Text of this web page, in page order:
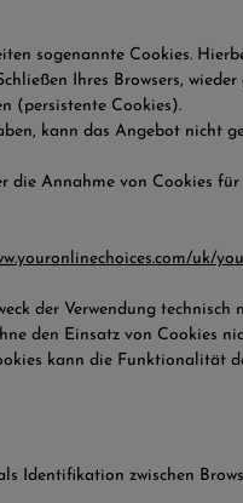
sogenannte Cookies.
Ihres Browsers, wieder
(persistente Cookies).
kann das Angebot nicht
die Annahme von Cookies
uk/
der Verwendung technisch
den Einsatz von Cookies
kann die Funktionalität
Identifikation zwischen